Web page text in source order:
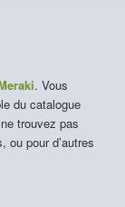
. Vous
du catalogue
trouvez pas
ou pour d’autres